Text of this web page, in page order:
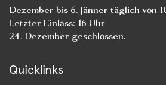
Dezember bis 6. Jänner täglich von
Letzter Einlass: 16 Uhr
24. Dezember geschlossen.
Quicklinks